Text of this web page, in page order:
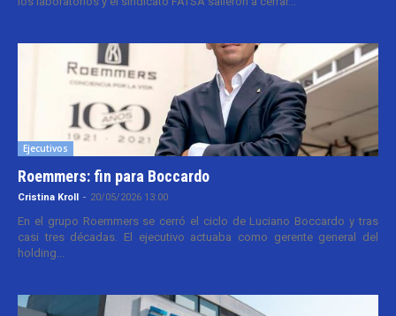
Ejecutivos
Roemmers: fin para Boccardo
Cristina Kroll - 20/05/2026 13:00
En el grupo Roemmers se cerró el ciclo de Luciano Boccardo y tras
casi tres décadas. El ejecutivo actuaba como gerente general del
holding...